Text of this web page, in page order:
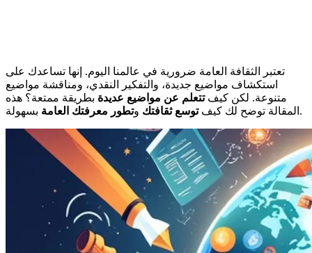
تعتبر الثقافة العامة ضرورية في عالمنا اليوم. إنها تساعدك على
استكشاف مواضيع جديدة، والتفكير النقدي، ومناقشة مواضيع
متنوعة. لكن كيفتتعلم عن مواضيع عديدة بطريقة ممتعة؟ هذه
المقالة توضح لك كيفتوسع ثقافتك وتطور معرفتك العامة بسهولة.